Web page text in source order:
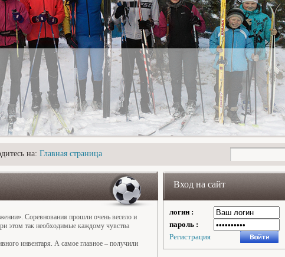
на: Главная страница
Соревнования прошли очень весело и
этом так необходимые каждому чувства
инвентаря. А самое главное – получили
Вход на сайт
логин :
пароль :
Регистрация